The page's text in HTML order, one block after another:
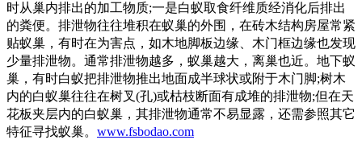
时从巢内排出的加工物质;一是白蚁取食纤维质经消化后排出
的粪便。 排泄物往往堆积在蚁巢的外围，在砖木结构房屋常紧
贴蚁巢，有时在为害点，如木地脚板边缘、木门框边缘也发现
少量排泄物。通常排泄物越多，蚁巢越大，离巢也近。地下蚁
巢，有时白蚁把排泄物推出地面成半球状或附于木门脚;树木
内的白蚁巢往往在树叉(孔)或枯枝断面有成堆的排泄物;但在天
花板夹层内的白蚁巢，其排泄物通常不易显露，还需参照其它
特征寻找蚁巢。 www.fsbodao.com